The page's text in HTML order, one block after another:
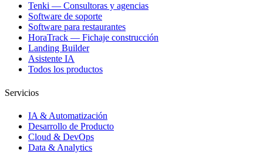
Tenki — Consultoras y agencias
Software de soporte
Software para restaurantes
HoraTrack — Fichaje construcción
Landing Builder
Asistente IA
Todos los productos
Servicios
IA & Automatización
Desarrollo de Producto
Cloud & DevOps
Data & Analytics